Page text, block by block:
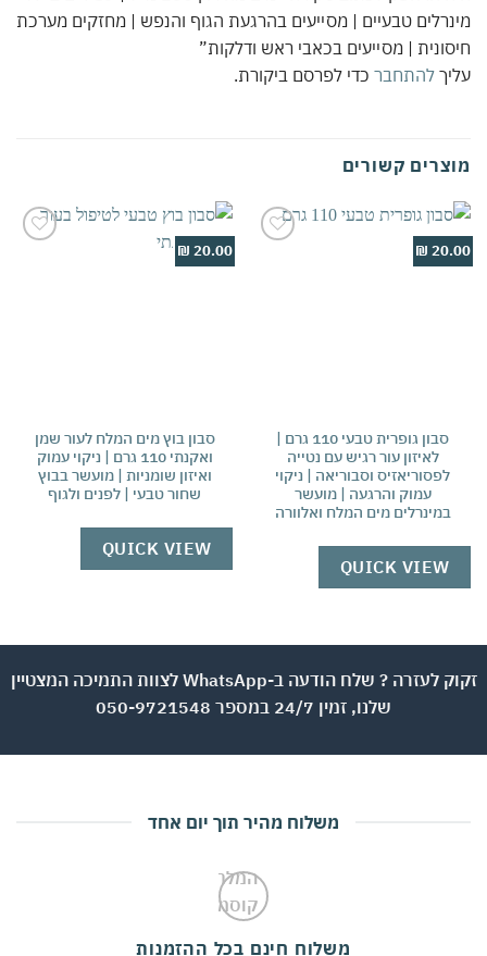
מינרלים טבעיים | מסייעים בהרגעת הגוף והנפש | מחזקים מערכת
חיסונית | מסייעים בכאבי ראש ודלקות”
עליך להתחבר כדי לפרסם ביקורת.
מוצרים קשורים
20.00 ₪
סבון גופרית טבעי 110 גרם |
לאיזון עור רגיש עם נטייה
לפסוריאזיס וסבוריאה | ניקוי
עמוק והרגעה | מועשר
במינרלים מים המלח ואלוורה
QUICK VIEW
20.00 ₪
סבון בוץ מים המלח לעור שמן
ואקנתי 110 גרם | ניקוי עמוק
ואיזון שומניות | מועשר בבוץ
שחור טבעי | לפנים ולגוף
QUICK VIEW
זקוק לעזרה ? שלח הודעה ב-WhatsApp לצוות התמיכה המצטיין
שלנו, זמין 24/7 במספר 050-9721548
משלוח מהיר תוך יום אחד
משלוח חינם בכל ההזמנות